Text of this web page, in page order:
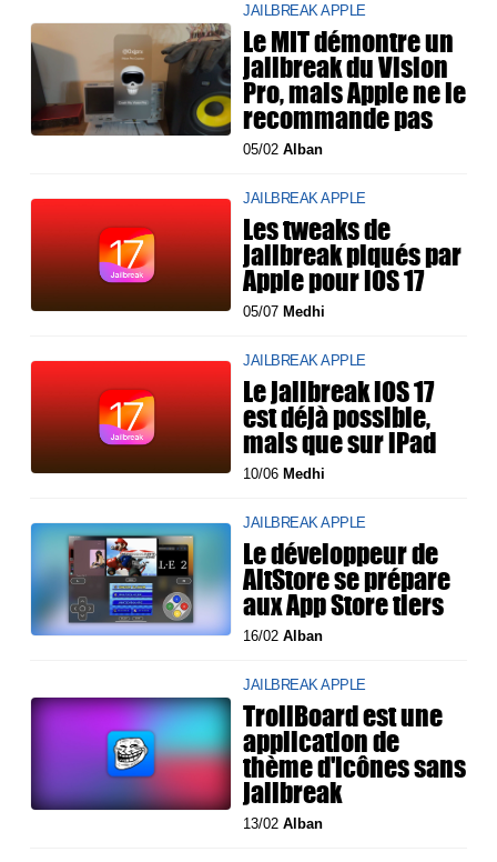
JAILBREAK APPLE
Le MIT démontre un
jailbreak du Vision
Pro, mais Apple ne le
recommande pas
05/02Alban
JAILBREAK APPLE
Les tweaks de
jailbreak piqués par
Apple pour iOS 17
05/07 Medhi
JAILBREAK APPLE
Le jailbreak iOS 17
est déjà possible,
mais que sur iPad
10/06 Medhi
JAILBREAK APPLE
Le développeur de
AltStore se prépare
aux App Store tiers
16/02Alban
JAILBREAK APPLE
TrollBoard est une
application de
thème d'icônes sans
jailbreak
13/02Alban